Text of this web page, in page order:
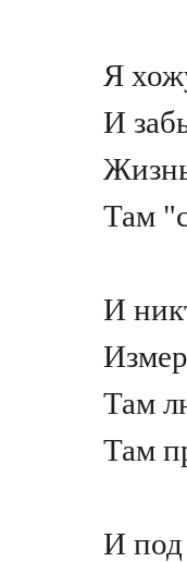
Я
И
Там
И
Там
Там
И под